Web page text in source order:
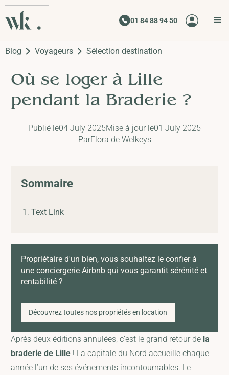
01 84 88 94 50
Blog Voyageurs Sélection destination
Où se loger à Lille
pendant la Braderie ?
Publié le04 July 2025Mise à jour le01 July 2025
ParFlora de Welkeys
Sommaire
Text Link
Propriétaire d'un bien, vous souhaitez le confier à
une conciergerie Airbnb qui vous garantit sérénité et
rentabilité ?
Découvrez toutes nos propriétés en location
Après deux éditions annulées, c’est le grand retour de la
braderie de Lille ! La capitale du Nord accueille chaque
année l’un de ses événements incontournables. Le